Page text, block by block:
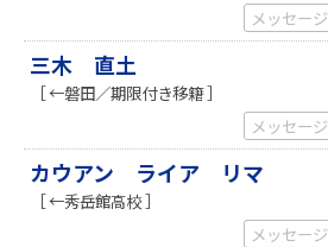
メッセージ
三木 直土
［ ←磐田／期限付き移籍 ］
メッセージ
カウアン ライア リマ
［ ←秀岳館高校 ］
メッセージ